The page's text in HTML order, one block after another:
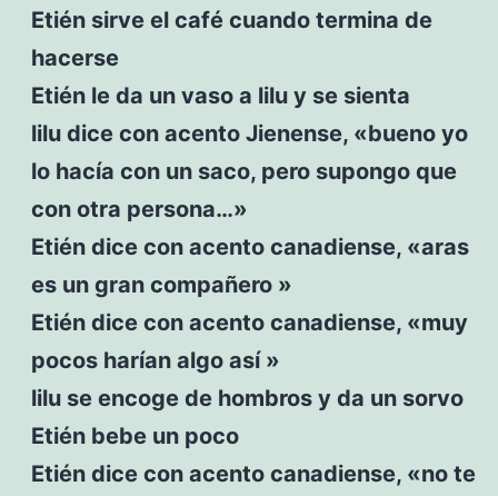
Etién sirve el café cuando termina de
hacerse
Etién le da un vaso a lilu y se sienta
lilu dice con acento Jienense, «bueno yo
lo hacía con un saco, pero supongo que
con otra persona…»
Etién dice con acento canadiense, «aras
es un gran compañero »
Etién dice con acento canadiense, «muy
pocos harían algo así »
lilu se encoge de hombros y da un sorvo
Etién bebe un poco
Etién dice con acento canadiense, «no te